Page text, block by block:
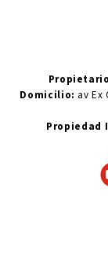
Domicilio: av Ex
Propiedad